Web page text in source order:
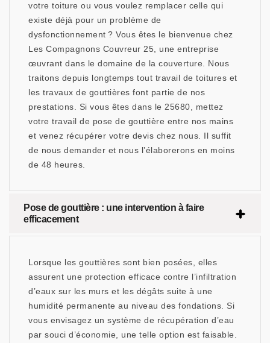
votre toiture ou vous voulez remplacer celle qui
existe déjà pour un problème de
dysfonctionnement ? Vous êtes le bienvenue chez
Les Compagnons Couvreur 25, une entreprise
œuvrant dans le domaine de la couverture. Nous
traitons depuis longtemps tout travail de toitures et
les travaux de gouttières font partie de nos
prestations. Si vous êtes dans le 25680, mettez
votre travail de pose de gouttière entre nos mains
et venez récupérer votre devis chez nous. Il suffit
de nous demander et nous l’élaborerons en moins
de 48 heures.
Pose de gouttière : une intervention à faire
efficacement
Lorsque les gouttières sont bien posées, elles
assurent une protection efficace contre l’infiltration
d’eaux sur les murs et les dégâts suite à une
humidité permanente au niveau des fondations. Si
vous envisagez un système de récupération d’eau
par souci d’économie, une telle option est faisable.